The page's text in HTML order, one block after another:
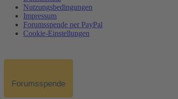
Nutzungsbedingungen
Impressum
Forumsspende per PayPal
Cookie-Einstellungen
Forumsspende